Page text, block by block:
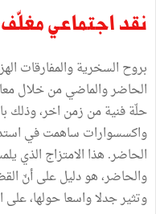
نقد اجتماعي
بروح السخرية والمفارقات
الحاضر والماضي من خلال
حلّة فنية من زمن اخر، وذلك
واكسسوارات ساهمت في
الحاضر. هذا الامتزاج الذي
والحاضر، هو دليل على أنّ
وتثير جدلا واسعا حولها، على